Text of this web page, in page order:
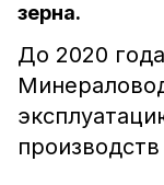
зерна.
До 2020